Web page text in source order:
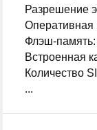
Разрешение
Оперативная
Флэш-
Встроенная
Количество
...